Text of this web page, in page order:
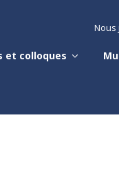
Nous
et colloques